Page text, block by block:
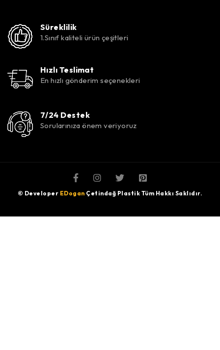
Süreklilik
1.Sınıf kaliteli ürün çeşitleri
Hızlı Teslimat
En hızlı gönderim seçenekleri
7/24 Destek
Sorularınıza önem veriyoruz
© Developer EDogan Çetindağ Plastik Tüm Hakkı Saklıdır.